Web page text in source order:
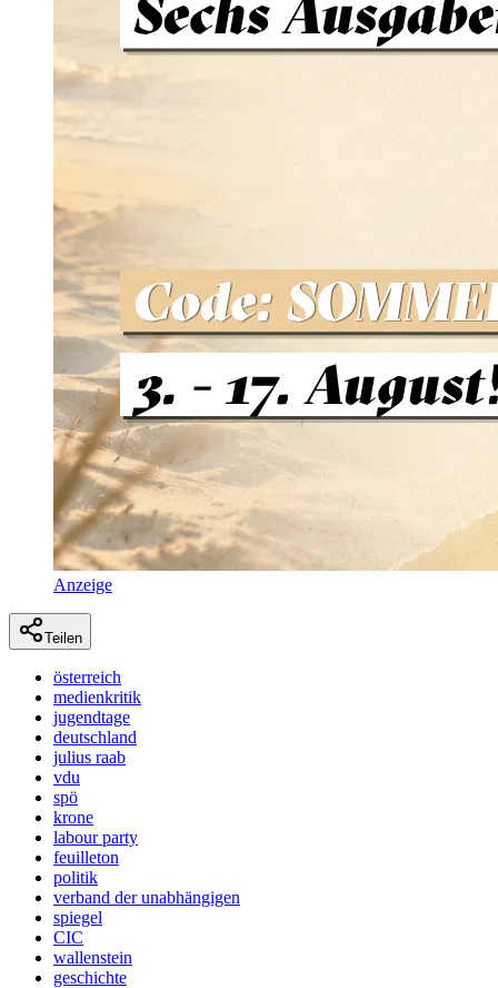
Anzeige
Teilen
österreich
medienkritik
jugendtage
deutschland
julius raab
vdu
spö
krone
labour party
feuilleton
politik
verband der unabhängigen
spiegel
CIC
wallenstein
geschichte